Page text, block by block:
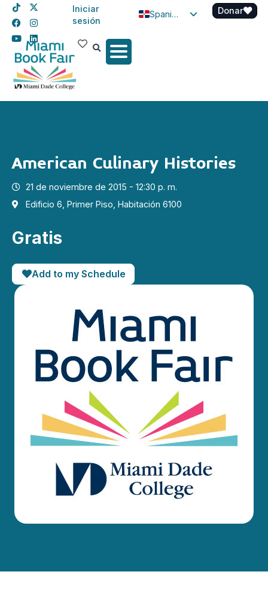
Iniciar
sesión
Spanish
Donar
American Culinary Histories
21 de noviembre de 2015 - 12:30 p. m.
Edificio 6, Primer Piso, Habitación 6100
Gratis
Add to my Schedule